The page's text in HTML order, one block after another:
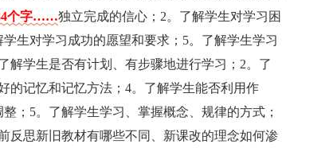
个字……独立完成的信心；2。了解学生对学习困
生对学习成功的愿望和要求；5。了解学生学习
解学生是否有计划、有步骤地进行学习；2。了
的记忆和记忆方法；4。了解学生能否利用作
；5。了解学生学习、掌握概念、规律的方式；
反思新旧教材有哪些不同、新课改的理念如何渗